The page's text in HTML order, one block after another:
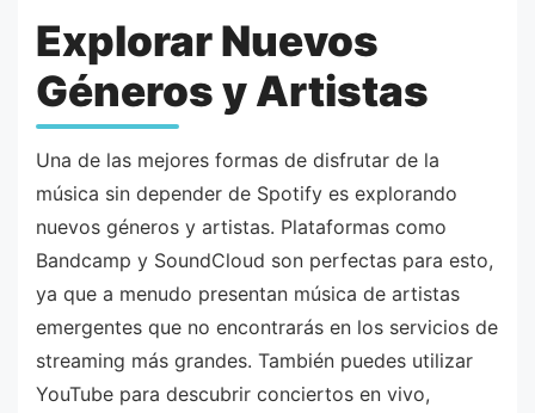
Explorar Nuevos
Géneros y Artistas
Una de las mejores formas de disfrutar de la
música sin depender de Spotify es explorando
nuevos géneros y artistas. Plataformas como
Bandcamp y SoundCloud son perfectas para esto,
ya que a menudo presentan música de artistas
emergentes que no encontrarás en los servicios de
streaming más grandes. También puedes utilizar
YouTube para descubrir conciertos en vivo,